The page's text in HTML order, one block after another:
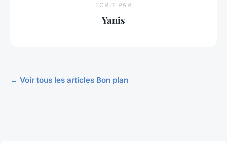
ECRIT PAR
Yanis
← Voir tous les articles Bon plan